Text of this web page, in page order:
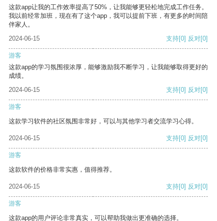
这款app让我的工作效率提高了50%，让我能够更轻松地完成工作任务。
我以前经常加班，现在有了这个app，我可以提前下班，有更多的时间陪
伴家人。
2024-06-15
支持[0] 反对[0]
游客
这款app的学习氛围很浓厚，能够激励我不断学习，让我能够取得更好的
成绩。
2024-06-15
支持[0] 反对[0]
游客
这款学习软件的社区氛围非常好，可以与其他学习者交流学习心得。
2024-06-15 支持[0] 反对[0]
游客
这款软件的价格非常实惠，值得推荐。
2024-06-15 支持[0] 反对[0]
游客
这款app的用户评论非常真实，可以帮助我做出更准确的选择。